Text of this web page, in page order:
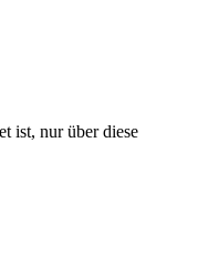
ist, nur über diese